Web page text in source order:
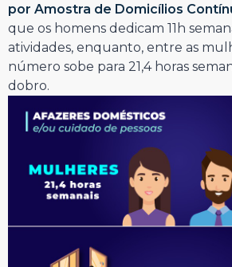
por Amostra de Domicílios
que os homens dedicam 11h
atividades, enquanto, entre as
número sobe para 21,4 horas
dobro.